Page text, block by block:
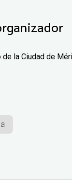
de la Ciudad de